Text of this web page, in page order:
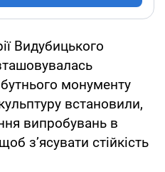
Видубицького
монументу
встановили,
випробувань в
з’ясувати стійкість